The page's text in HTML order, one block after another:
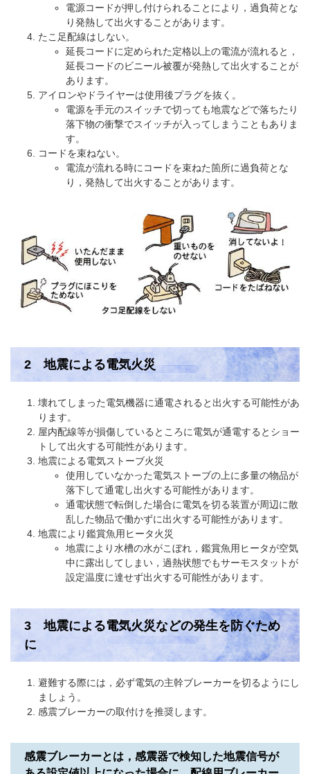
電源コードが押し付けられることにより，過負荷とな
り発熱して出火することがあります。
たこ足配線はしない。
延長コードに定められた定格以上の電流が流れると，
延長コードのビニール被覆が発熱して出火することが
あります。
アイロンやドライヤーは使用後プラグを抜く。
電源を手元のスイッチで切っても地震などで落ちたり
落下物の衝撃でスイッチが入ってしまうこともありま
す。
コードを束ねない。
電流が流れる時にコードを束ねた箇所に過負荷とな
り，発熱して出火することがあります。
2 地震による電気火災
壊れてしまった電気機器に通電されると出火する可能性があ
ります。
屋内配線等が損傷しているところに電気が通電するとショー
トして出火する可能性があります。
地震による電気ストーブ火災
使用していなかった電気ストーブの上に多量の物品が
落下して通電し出火する可能性があります。
通電状態で転倒した場合に電気を切る装置が周辺に散
乱した物品で働かずに出火する可能性があります。
地震により鑑賞魚用ヒータ火災
地震により水槽の水がこぼれ，鑑賞魚用ヒータが空気
中に露出してしまい，過熱状態でもサーモスタットが
設定温度に達せず出火する可能性があります。
3 地震による電気火災などの発生を防ぐため
に
避難する際には，必ず電気の主幹ブレーカーを切るようにし
ましょう。
感震ブレーカーの取付けを推奨します。
感震ブレーカーとは，感震器で検知した地震信号が